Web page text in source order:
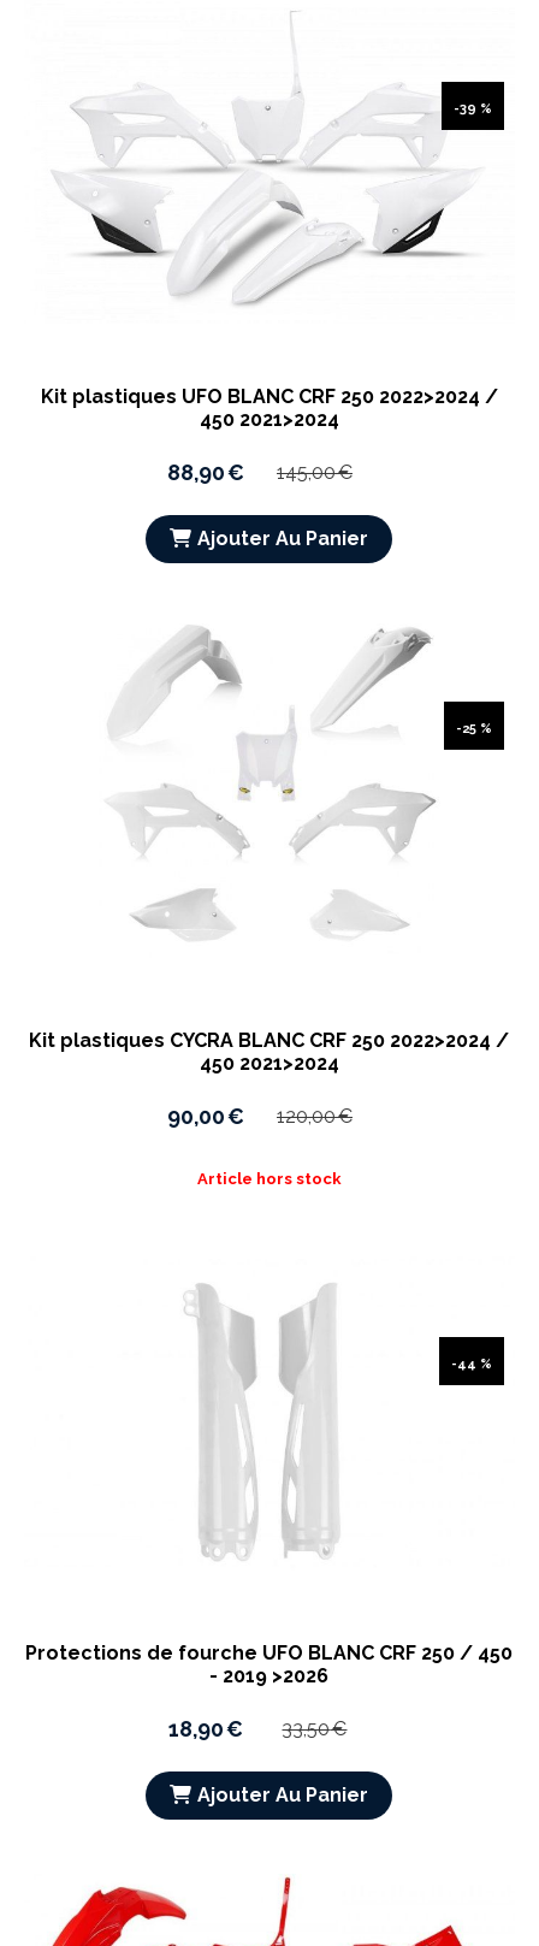
-39 %
Kit plastiques UFO BLANC CRF 250 2022>2024 /
450 2021>2024
88,90€ 145,00€
Ajouter Au Panier
-25 %
Kit plastiques CYCRA BLANC CRF 250 2022>2024 /
450 2021>2024
90,00€ 120,00€
Article hors stock
-44 %
Protections de fourche UFO BLANC CRF 250 / 450
- 2019 >2026
18,90€ 33,50€
Ajouter Au Panier